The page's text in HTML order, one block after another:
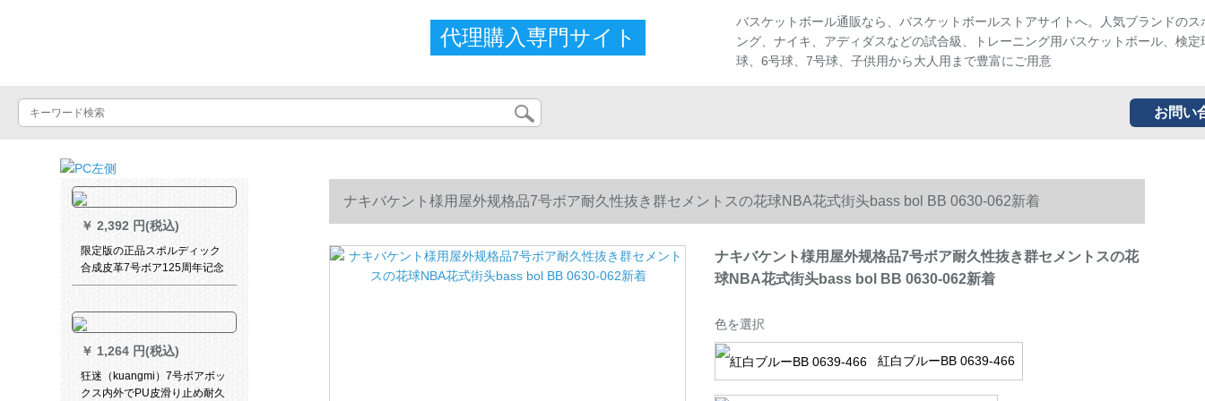
バスケットボールストア代理購入専門サイト
バスケットボール通販なら、バスケットボールストアサイトへ。人気ブランドのス
ング、ナイキ、アディダスなどの試合級、トレーニング用バスケットボール、検定
球、6号球、7号球、子供用から大人用まで豊富にご用意
お問い
￥ 2,392 円(税込)
限定版の正品スポルディック
合成皮革7号ボア125周年记念
限定版76-533
￥ 1,264 円(税込)
狂迷（kuangmi）7号ボアボッ
クス内外でPU皮滑り止め耐久
ナキバケント様用屋外规格品7号ボア耐久性抜き群セメントスの花球NBA花式街头bass bol BB 0630-062新着
ナキバケント様用屋外规格品7号ボア耐久性抜き群セメントスの花
球NBA花式街头bass bol BB 0630-062新着
色を選択
紅白ブルーBB 0639-466